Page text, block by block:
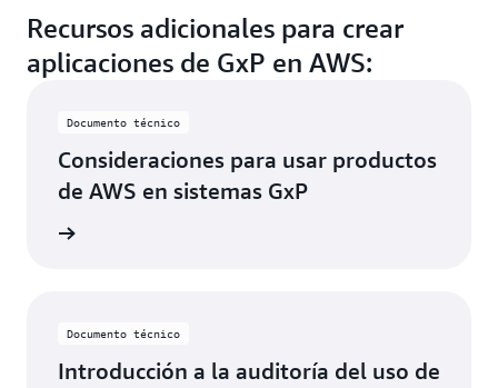
Recursos adicionales para crear
aplicaciones de GxP en AWS:
Documento técnico
Consideraciones para usar productos
de AWS en sistemas GxP
Documento técnico
Introducción a la auditoría del uso de